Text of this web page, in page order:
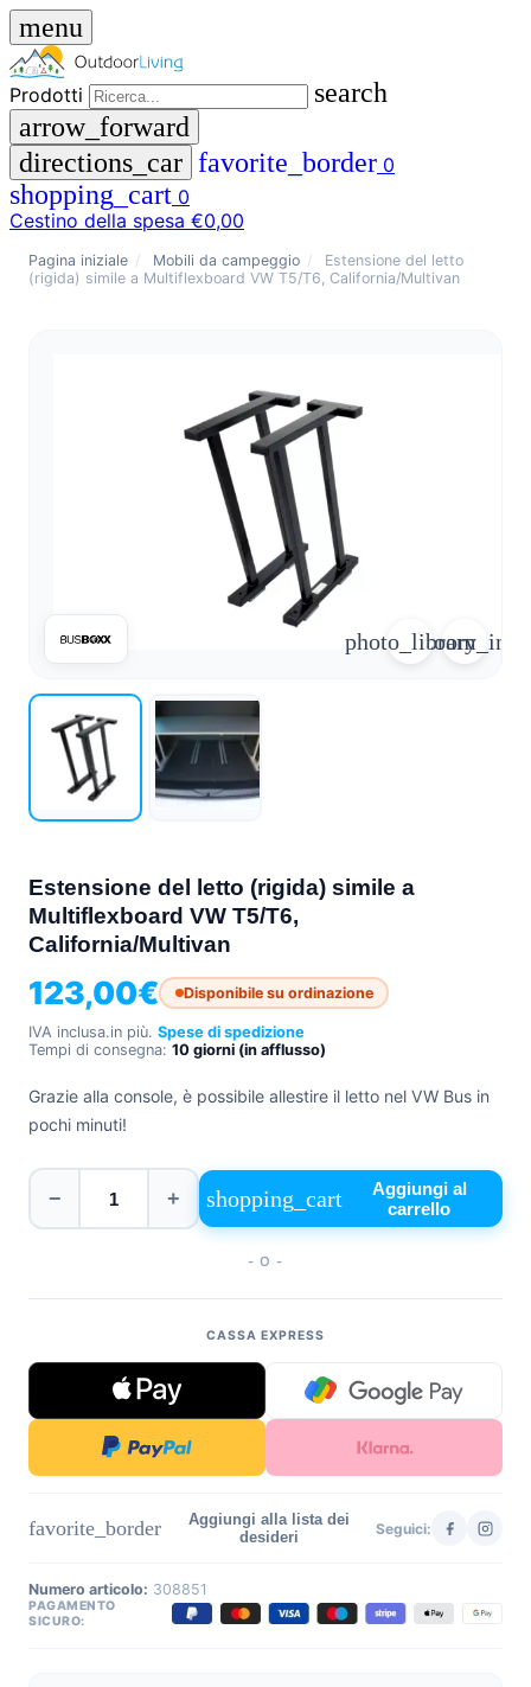
menu
Prodotti
search
arrow_forward
directions_car favorite_border 0
shopping_cart 0
Cestino della spesa €0,00
close
person
Accesso
favorite_border
Elenco dei desideri
shopping_cart
Cestino della spesa
groupssiamo
mailContattateci
helpFAQ
car_repair
del veicolo
article
Tutti
gli
Assistenza
WhatsApp
phone
+39
0471
962
Google
Pagina iniziale / Mobili da campeggio /
Estensione del letto
(rigida) simile a Multiflexboard VW T5/T6, California/Multivan
zoom_in
photo_library
Estensione del letto (rigida) simile a
Multiflexboard VW T5/T6,
California/Multivan
123,00€ Disponibile su ordinazione
IVA inclusa.in più. Spese di spedizione
Tempi di consegna: 10 giorni (in afflusso)
Grazie alla console, è possibile allestire il letto nel VW Bus in
pochi minuti!
− + shopping_cart
Aggiungi al
carrello
- O -
CASSA EXPRESS
favorite_border
Aggiungi alla lista dei
desideri
Seguici:
Numero articolo: 308851
PAGAMENTO
SICURO: